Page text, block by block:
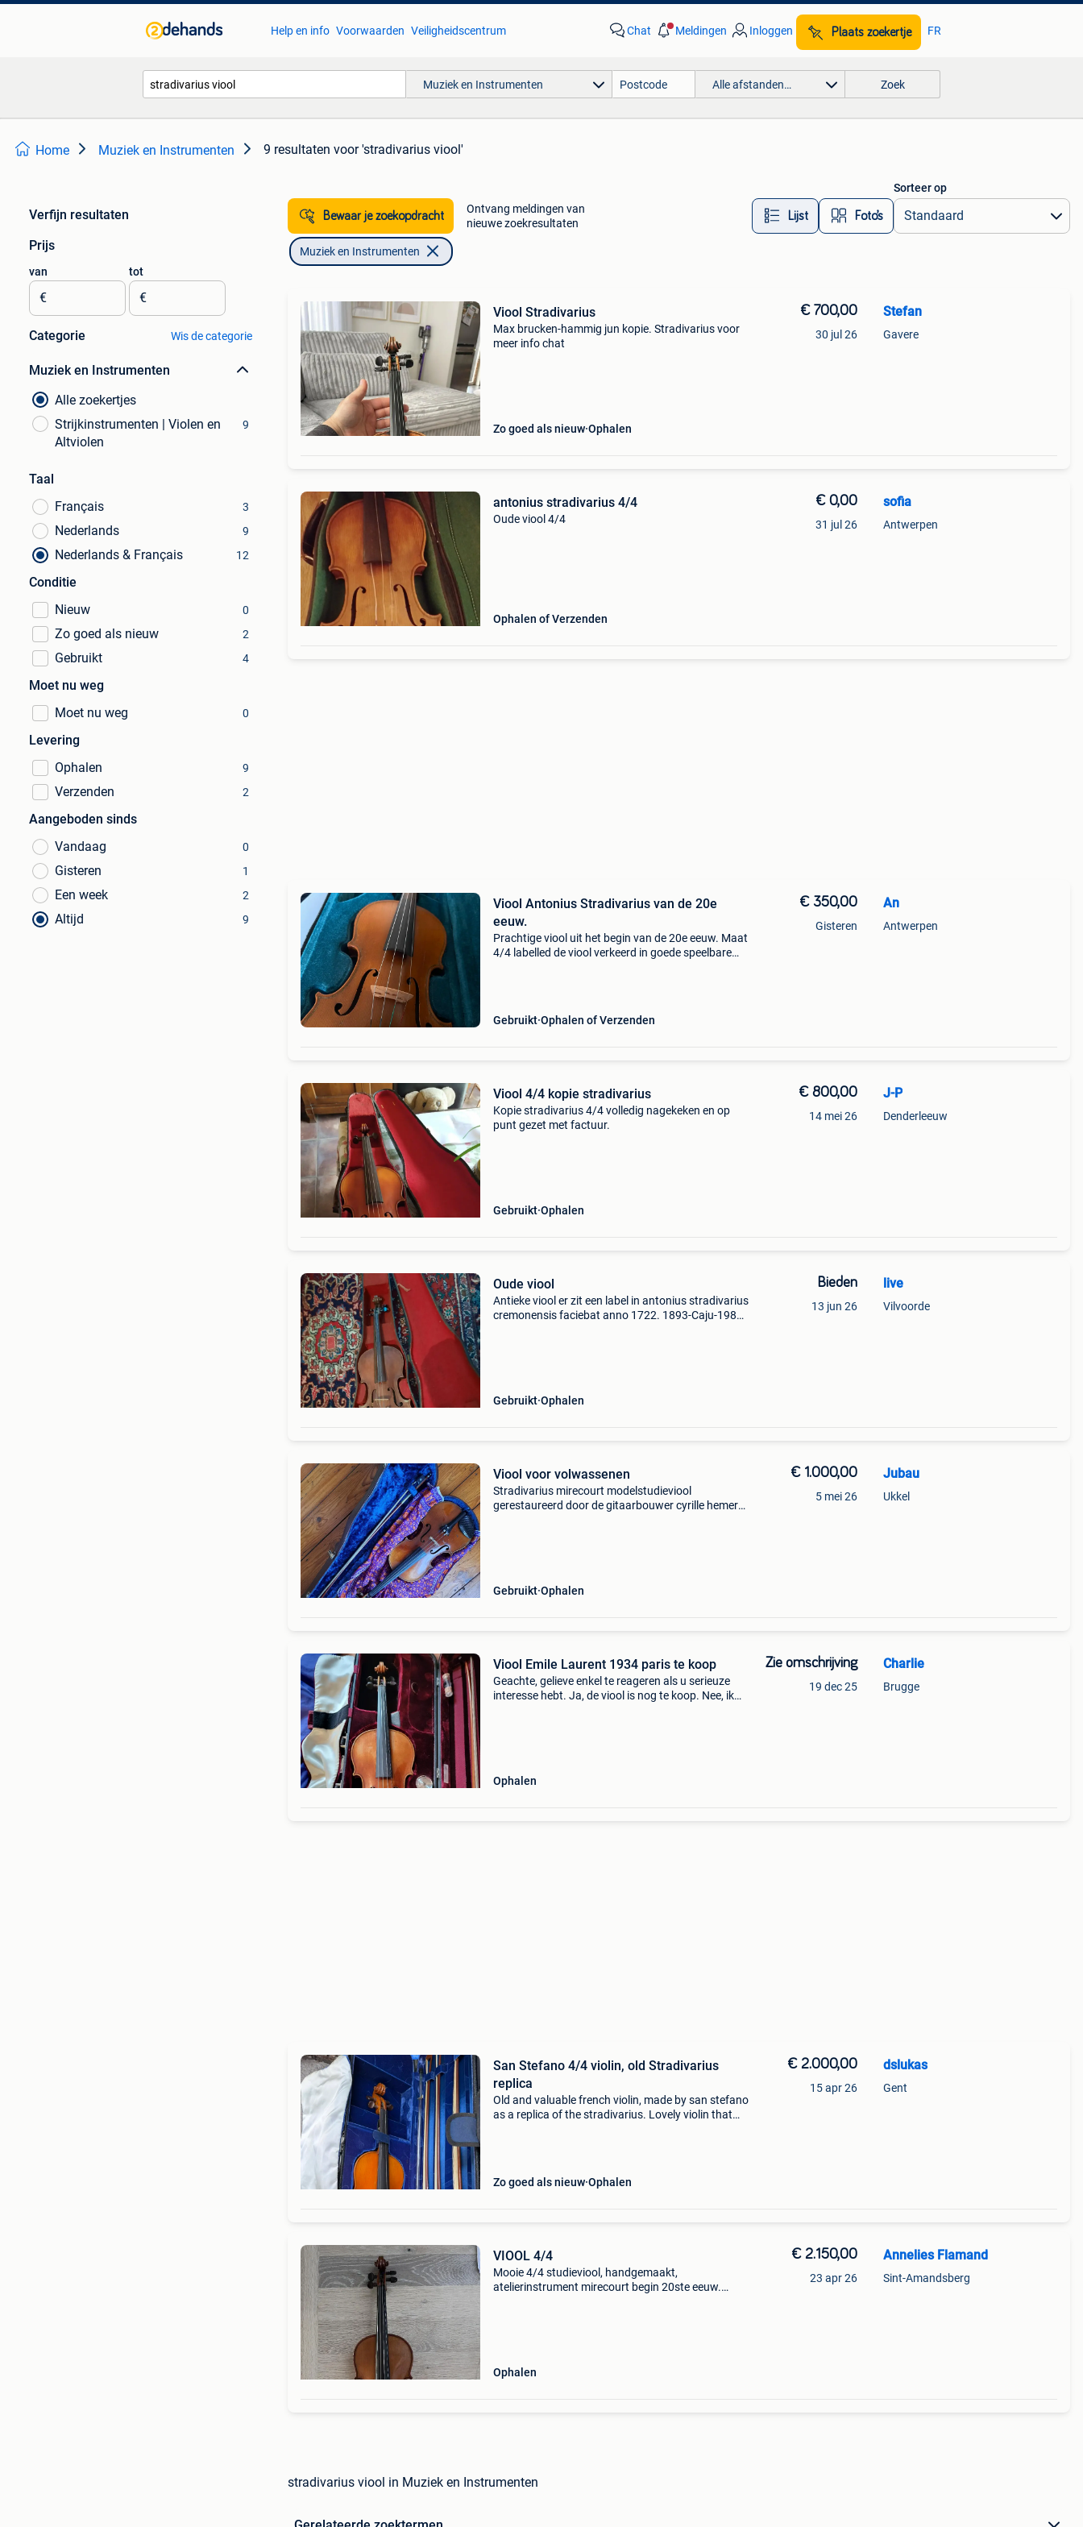
Help en info Voorwaarden Veiligheidscentrum Chat Meldingen Inloggen Plaats zoekertje FR
Muziek en Instrumenten Alle afstanden… Zoek
Home Muziek en Instrumenten 9 resultaten voor 'stradivarius viool'
Verfijn resultaten
Prijs
van
€
tot
€
Categorie Wis de categorie
Muziek en Instrumenten
Alle zoekertjes
Strijkinstrumenten | Violen en
Altviolen
9
Taal
Français
3
Nederlands 9
Nederlands & Français 12
Conditie
Nieuw
0
Zo goed als nieuw 2
Gebruikt 4
Moet nu weg
Moet nu weg
0
Levering
Ophalen
9
Verzenden 2
Aangeboden sinds
Vandaag
0
Gisteren 1
Een week 2
Altijd 9
Bewaar je zoekopdracht
Ontvang meldingen van
nieuwe zoekresultaten
Lijst Foto’s
Sorteer op
Muziek en Instrumenten
Viool Stradivarius
Max brucken-hammig jun kopie. Stradivarius voor
meer info chat
Zo goed als nieuw Ophalen
€ 700,00
30 jul 26
Stefan
Gavere
antonius stradivarius 4/4
Oude viool 4/4
Ophalen of Verzenden
€ 0,00
31 jul 26
sofia
Antwerpen
Viool Antonius Stradivarius van de 20e
eeuw.
Prachtige viool uit het begin van de 20e eeuw. Maat
4/4 labelled de viool verkeerd in goede speelbare
Gebruikt Ophalen of Verzenden
€ 350,00
Gisteren
An
Antwerpen
Viool 4/4 kopie stradivarius
Kopie stradivarius 4/4 volledig nagekeken en op
punt gezet met factuur.
Gebruikt Ophalen
€ 800,00
14 mei 26
J-P
Denderleeuw
Oude viool
Antieke viool er zit een label in antonius stradivarius
cremonensis faciebat anno 1722. 1893-Caju-1984
Gebruikt Ophalen
Bieden
13 jun 26
live
Vilvoorde
Viool voor volwassenen
Stradivarius mirecourt modelstudieviool
gerestaureerd door de gitaarbouwer cyrille hemery,
Gebruikt Ophalen
€ 1.000,00
5 mei 26
Jubau
Ukkel
Viool Emile Laurent 1934 paris te koop
Geachte, gelieve enkel te reageren als u serieuze
interesse hebt. Ja, de viool is nog te koop. Nee, ik
Ophalen
Zie omschrijving
19 dec 25
Charlie
Brugge
San Stefano 4/4 violin, old Stradivarius
replica
Old and valuable french violin, made by san stefano
as a replica of the stradivarius. Lovely violin that
Zo goed als nieuw Ophalen
€ 2.000,00
15 apr 26
dslukas
Gent
VIOOL 4/4
Mooie 4/4 studieviool, handgemaakt,
atelierinstrument mirecourt begin 20ste eeuw.
Ophalen
€ 2.150,00
23 apr 26
Annelies Flamand
Sint-Amandsberg
stradivarius viool in Muziek en Instrumenten